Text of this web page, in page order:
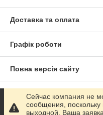
Доставка та оплата
Графік роботи
Повна версія сайту
Сайт створено на
Сейчас компания не
сообщения,
выходной. Ваша